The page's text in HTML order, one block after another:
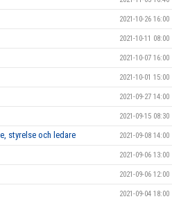
2021-10-26 16:00
2021-10-11 08:00
2021-10-07 16:00
2021-10-01 15:00
2021-09-27 14:00
2021-09-15 08:30
styrelse och ledare 2021-09-08 14:00
2021-09-06 13:00
2021-09-06 12:00
2021-09-04 18:00